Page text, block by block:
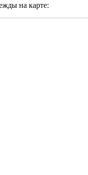
на карте: